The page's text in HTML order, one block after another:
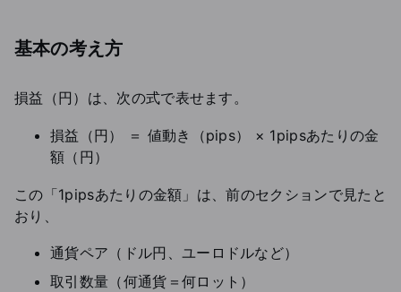
基本の考え方
損益（円）は、次の式で表せます。
損益（円） ＝ 値動き（pips） × 1pipsあたりの金
額（円）
この「1pipsあたりの金額」は、前のセクションで見たと
おり、
通貨ペア（ドル円、ユーロドルなど）
取引数量（何通貨＝何ロット）